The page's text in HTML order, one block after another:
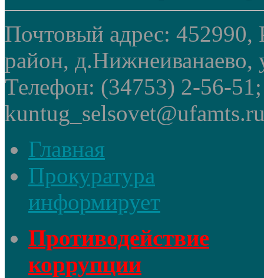
Почтовый адрес: 452990,
район, д.Нижнеиванаево,
Телефон: (34753) 2-56-
Главная
Прокуратура
информирует
Противодействие
коррупции